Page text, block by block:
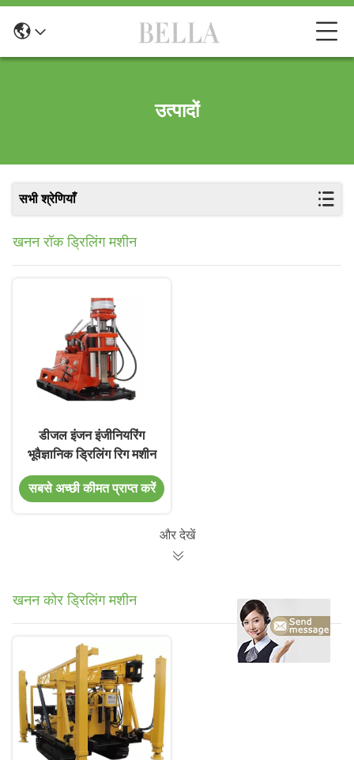
उत्पादों
सभी श्रेणियाँ
खनन रॉक ड्रिलिंग मशीन
डीजल इंजन इंजीनियरिंग
भूवैज्ञानिक ड्रिलिंग रिग मशीन
सबसे अच्छी कीमत प्राप्त करें
और देखें
खनन कोर ड्रिलिंग मशीन